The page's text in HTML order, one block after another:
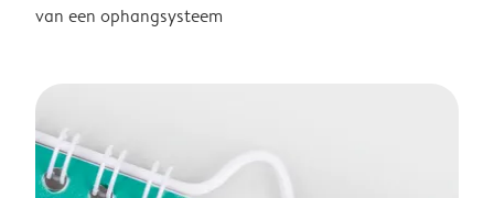
van een ophangsysteem